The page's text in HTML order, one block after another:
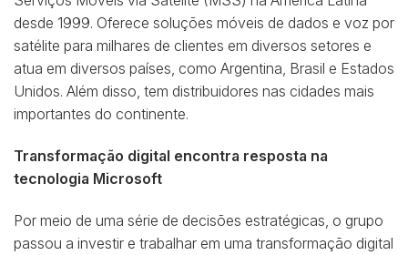
desde 1999. Oferece soluções móveis de dados e voz por
satélite para milhares de clientes em diversos setores e
atua em diversos países, como Argentina, Brasil e Estados
Unidos. Além disso, tem distribuidores nas cidades mais
importantes do continente.
Transformação digital encontra resposta na
tecnologia Microsoft
Por meio de uma série de decisões estratégicas, o grupo
passou a investir e trabalhar em uma transformação digital